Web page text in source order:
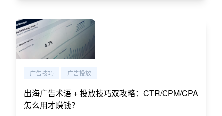
广告技巧 广告投放
出海广告术语 + 投放技巧双攻略：CTR/CPM/CPA
怎么用才赚钱？